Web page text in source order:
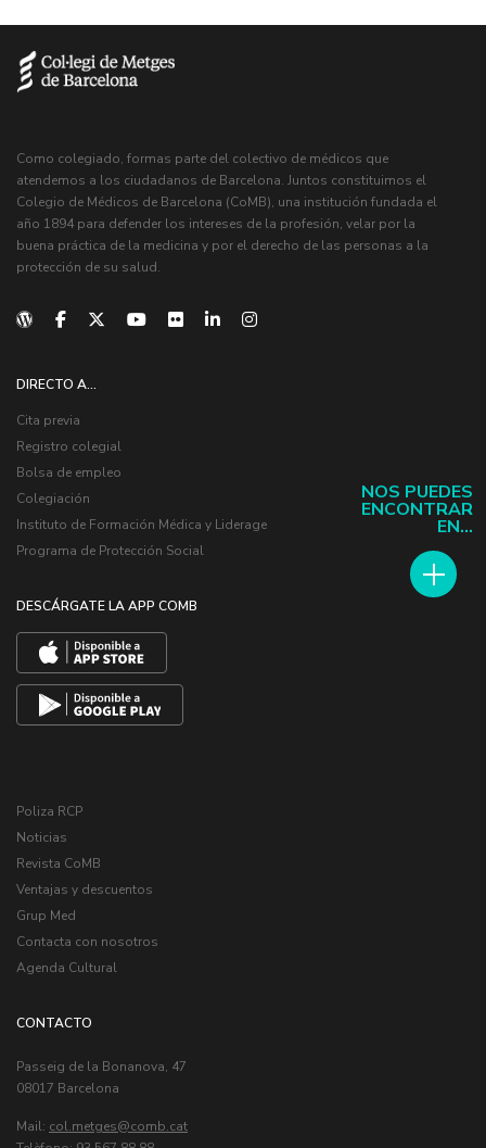
NOS PUEDES
ENCONTRAR
EN...
Como colegiado, formas parte del colectivo de médicos que
atendemos a los ciudadanos de Barcelona. Juntos constituimos el
Colegio de Médicos de Barcelona (CoMB), una institución fundada el
año 1894 para defender los intereses de la profesión, velar por la
buena práctica de la medicina y por el derecho de las personas a la
protección de su salud.
DIRECTO A...
Cita previa
Registro colegial
Bolsa de empleo
Colegiación
Instituto de Formación Médica y Liderage
Programa de Protección Social
DESCÁRGATE LA APP COMB
Poliza RCP
Noticias
Revista CoMB
Ventajas y descuentos
Grup Med
Contacta con nosotros
Agenda Cultural
CONTACTO
Passeig de la Bonanova, 47
08017 Barcelona
Mail: col.metges